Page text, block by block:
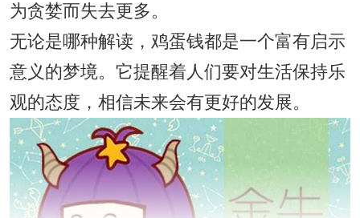
为贪婪而失去更多。
无论是哪种解读，鸡蛋钱都是一个富有启示
意义的梦境。它提醒着人们要对生活保持乐
观的态度，相信未来会有更好的发展。